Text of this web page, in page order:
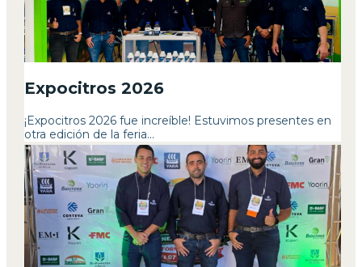
Expocitros 2026
¡Expocitros 2026 fue increíble! Estuvimos presentes en
otra edición de la feria...